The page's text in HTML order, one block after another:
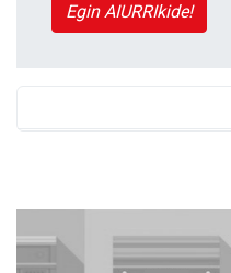
Egin AIURRIkide!